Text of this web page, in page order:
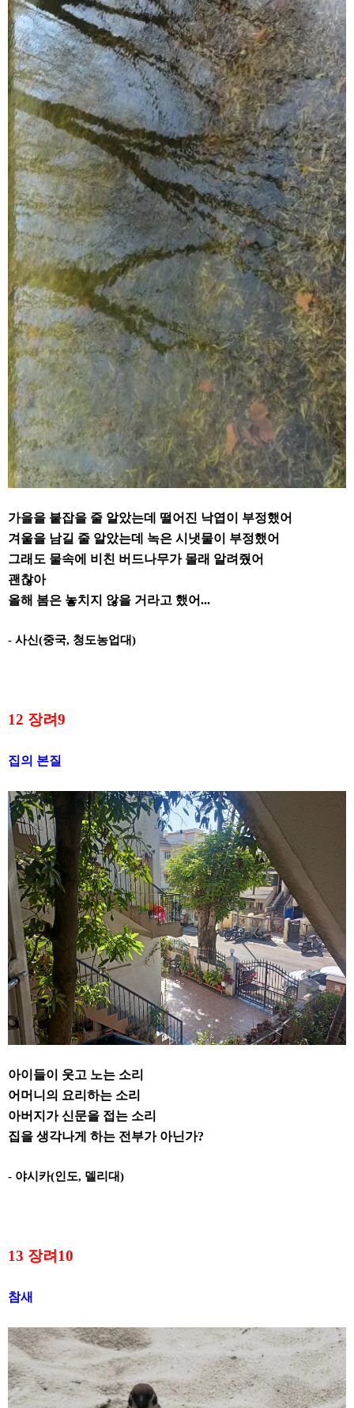
가을을 붙잡을 줄 알았는데 떨어진 낙엽이 부정했어
겨울을 남길 줄 알았는데 녹은 시냇물이 부정했어
그래도 물속에 비친 버드나무가 몰래 알려줬어
괜찮아
올해 봄은 놓치지 않을 거라고 했어...
- 사신(중국, 청도농업대)
12 장려9
집의 본질
아이들이 웃고 노는 소리
어머니의 요리하는 소리
아버지가 신문을 접는 소리
집을 생각나게 하는 전부가 아닌가?
- 야시카(인도, 델리대)
13 장려 10
참새